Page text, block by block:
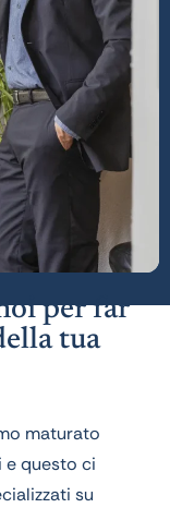
per far
tua
maturato
e questo ci
su